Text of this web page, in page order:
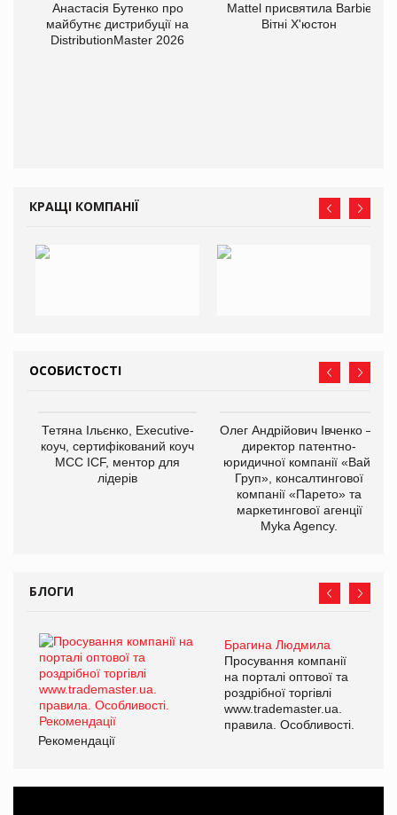
Анастасія Бутенко про
майбутнє дистрибуції на
DistributionMaster 2026
Mattel присвятила Barbie
Вітні Х'юстон
КРАЩІ КОМПАНІЇ
ОСОБИСТОСТІ
Тетяна Ільєнко, Executive-
коуч, сертифікований коуч
МСС ICF, ментор для
лідерів
Олег Андрійович Івченко —
директор патентно-
юридичної компанії «Вайз
Груп», консалтингової
компанії «Парето» та
маркетингової агенції
Myka Agency.
БЛОГИ
Брагина Людмила
Просування компанії
на порталі оптової та
роздрібної торгівлі
www.trademaster.ua.
правила. Особливості.
Рекомендації